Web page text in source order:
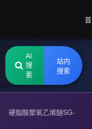
AI
搜
索
站内
搜索
硬脂酸聚氧乙烯醚SG-